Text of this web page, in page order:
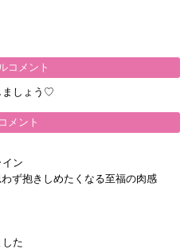
コメント
ましょう♡
メント
ン
ず抱きしめたくなる至福の肉感
た